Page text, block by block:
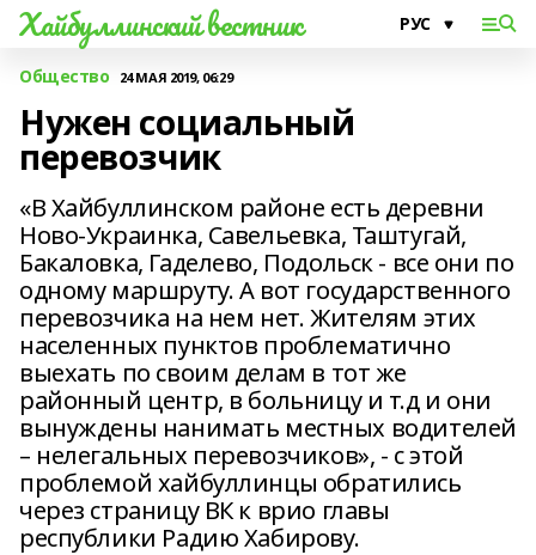
Хайбуллинский вестник
Общество 24 МАЯ 2019, 06:29
Нужен социальный
перевозчик
«В Хайбуллинском районе есть деревни
Ново-Украинка, Савельевка, Таштугай,
Бакаловка, Гаделево, Подольск - все они по
одному маршруту. А вот государственного
перевозчика на нем нет. Жителям этих
населенных пунктов проблематично
выехать по своим делам в тот же
районный центр, в больницу и т.д и они
вынуждены нанимать местных водителей
– нелегальных перевозчиков», - с этой
проблемой хайбуллинцы обратились
через страницу ВК к врио главы
республики Радию Хабирову.